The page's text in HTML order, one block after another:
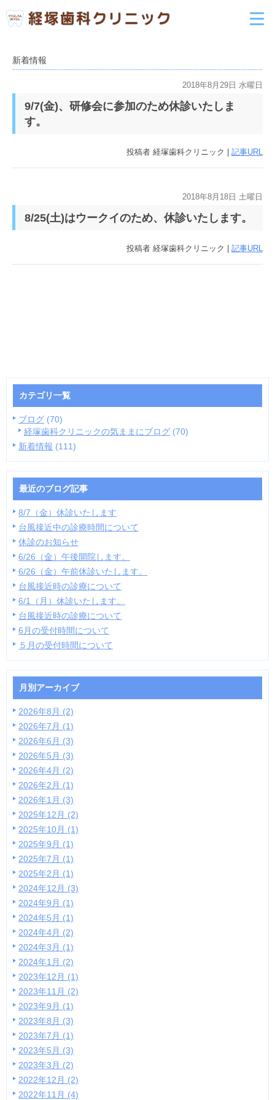
新着情報
2018年8月29日 水曜日
9/7(金)、研修会に参加のため休診いたしま
す。
投稿者 経塚歯科クリニック 記事URL
2018年8月18日 土曜日
8/25(土)はウークイのため、休診いたします。
投稿者 経塚歯科クリニック 記事URL
カテゴリ一覧
ブログ (70)
経塚歯科クリニックの気ままにブログ (70)
新着情報 (111)
最近のブログ記事
8/7（金）休診いたします
台風接近中の診療時間について
休診のお知らせ
6/26（金）午後開院します。
6/26（金）午前休診いたします。
台風接近時の診療について
6/1（月）休診いたします。
台風接近時の診療について
6月の受付時間について
５月の受付時間について
月別アーカイブ
2026年8月 (2)
2026年7月 (1)
2026年6月 (3)
2026年5月 (3)
2026年4月 (2)
2026年2月 (1)
2026年1月 (3)
2025年12月 (2)
2025年10月 (1)
2025年9月 (1)
2025年7月 (1)
2025年2月 (1)
2024年12月 (3)
2024年9月 (1)
2024年5月 (1)
2024年4月 (2)
2024年3月 (1)
2024年1月 (2)
2023年12月 (1)
2023年11月 (2)
2023年9月 (1)
2023年8月 (3)
2023年7月 (1)
2023年5月 (3)
2023年3月 (2)
2022年12月 (2)
2022年11月 (4)